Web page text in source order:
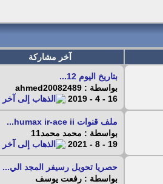
آخر مشاركة
بتاريخ اليوم 12...
بواسطة : ahmed20082489
16 - 4 - 2019
ملف قنوات humax ir-ace ii...
بواسطة : محمد محمد11
19 - 8 - 2021
حصريا تحويل رسيفر المجد الي...
بواسطة : رفعت يوسف